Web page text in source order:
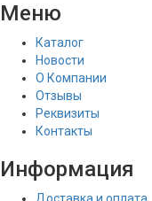
Меню
Каталог
Новости
О Компании
Отзывы
Реквизиты
Контакты
Информация